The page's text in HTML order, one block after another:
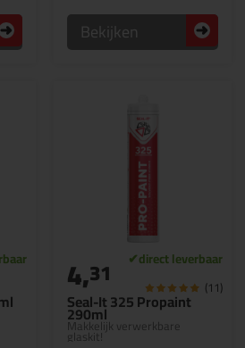
Bekijken
Seal-It 325 Propaint
290ml
Makkelijk verwerkbare
glaskit!
4,31 (11)